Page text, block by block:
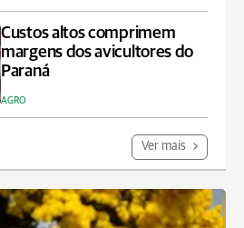
Custos altos comprimem
margens dos avicultores do
Paraná
AGRO
Ver mais